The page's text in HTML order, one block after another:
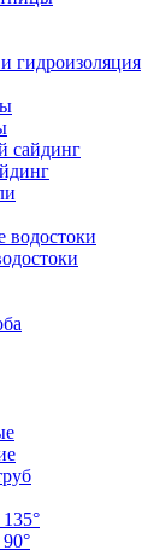
гидроизоляция
сайдинг
водостоки